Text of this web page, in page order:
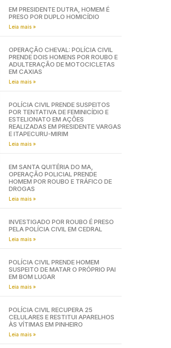
EM PRESIDENTE DUTRA, HOMEM É
PRESO POR DUPLO HOMICÍDIO
Leia mais »
OPERAÇÃO CHEVAL: POLÍCIA CIVIL
PRENDE DOIS HOMENS POR ROUBO E
ADULTERAÇÃO DE MOTOCICLETAS
EM CAXIAS
Leia mais »
POLÍCIA CIVIL PRENDE SUSPEITOS
POR TENTATIVA DE FEMINICÍDIO E
ESTELIONATO EM AÇÕES
REALIZADAS EM PRESIDENTE VARGAS
E ITAPECURU-MIRIM
Leia mais »
EM SANTA QUITÉRIA DO MA,
OPERAÇÃO POLICIAL PRENDE
HOMEM POR ROUBO E TRÁFICO DE
DROGAS
Leia mais »
INVESTIGADO POR ROUBO É PRESO
PELA POLÍCIA CIVIL EM CEDRAL
Leia mais »
POLÍCIA CIVIL PRENDE HOMEM
SUSPEITO DE MATAR O PRÓPRIO PAI
EM BOM LUGAR
Leia mais »
POLÍCIA CIVIL RECUPERA 25
CELULARES E RESTITUI APARELHOS
ÀS VÍTIMAS EM PINHEIRO
Leia mais »